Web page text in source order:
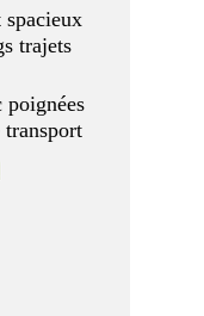
spacieux
trajets
poignées
transport